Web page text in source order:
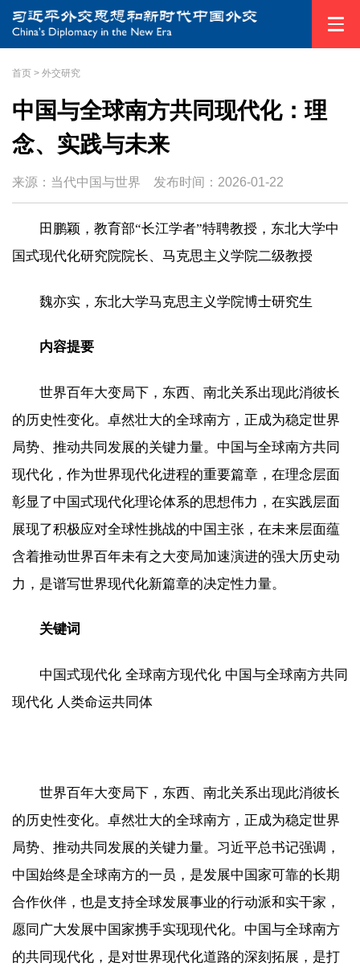
首页 > 外交研究
中国与全球南方共同现代化：理
念、实践与未来
来源：当代中国与世界 发布时间： 2026-01-22
田鹏颖，教育部“长江学者”特聘教授，东北大学中
国式现代化研究院院长、马克思主义学院二级教授
魏亦实，东北大学马克思主义学院博士研究生
内容提要
世界百年大变局下，东西、南北关系出现此消彼长
的历史性变化。卓然壮大的全球南方，正成为稳定世界
局势、推动共同发展的关键力量。中国与全球南方共同
现代化，作为世界现代化进程的重要篇章，在理念层面
彰显了中国式现代化理论体系的思想伟力，在实践层面
展现了积极应对全球性挑战的中国主张，在未来层面蕴
含着推动世界百年未有之大变局加速演进的强大历史动
力，是谱写世界现代化新篇章的决定性力量。
关键词
中国式现代化 全球南方现代化 中国与全球南方共同
现代化 人类命运共同体
世界百年大变局下，东西、南北关系出现此消彼长
的历史性变化。卓然壮大的全球南方，正成为稳定世界
局势、推动共同发展的关键力量。习近平总书记强调，
中国始终是全球南方的一员，是发展中国家可靠的长期
合作伙伴，也是支持全球发展事业的行动派和实干家，
愿同广大发展中国家携手实现现代化。中国与全球南方
的共同现代化，是对世界现代化道路的深刻拓展，是打